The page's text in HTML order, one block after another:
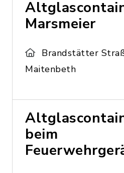
Marsmeier
Brandstätter
Maitenbeth
beim